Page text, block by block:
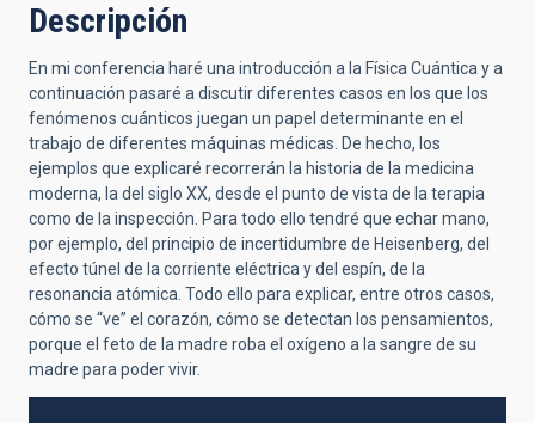
Descripción
En mi conferencia haré una introducción a la Física Cuántica y a
continuación pasaré a discutir diferentes casos en los que los
fenómenos cuánticos juegan un papel determinante en el
trabajo de diferentes máquinas médicas. De hecho, los
ejemplos que explicaré recorrerán la historia de la medicina
moderna, la del siglo XX, desde el punto de vista de la terapia
como de la inspección. Para todo ello tendré que echar mano,
por ejemplo, del principio de incertidumbre de Heisenberg, del
efecto túnel de la corriente eléctrica y del espín, de la
resonancia atómica. Todo ello para explicar, entre otros casos,
cómo se “ve” el corazón, cómo se detectan los pensamientos,
porque el feto de la madre roba el oxígeno a la sangre de su
madre para poder vivir.